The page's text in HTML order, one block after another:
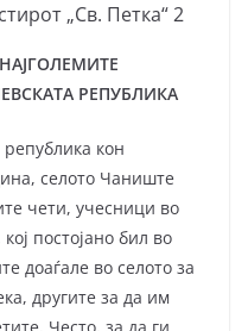
„Св. Петка“ 2
РЕПУБЛИКА
кон
селото Чаниште
чети, учесници во
постојано бил во
доаѓале во селото за
другите за да им